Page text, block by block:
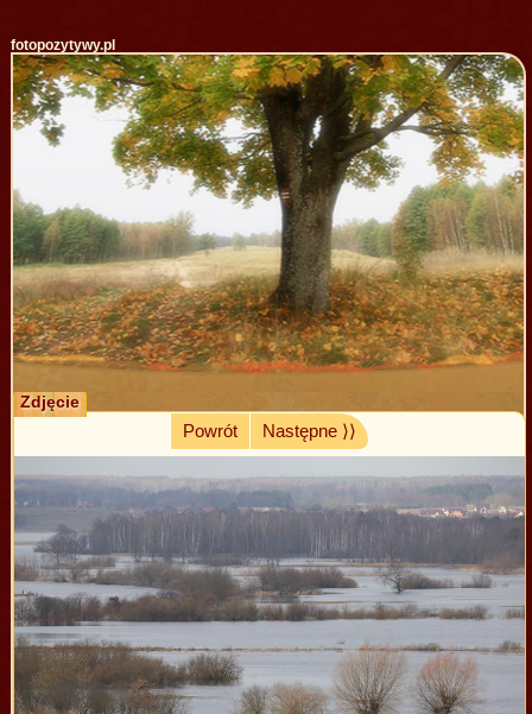
fotopozytywy.pl
Zdjęcie
Powrót
Następne ⟩⟩